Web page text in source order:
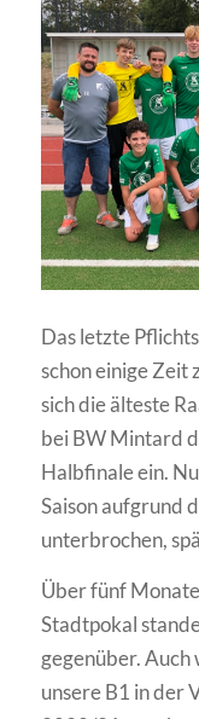
Das letzte
schon einige Zeit
sich die älteste
bei BW Mintard
Halbfinale ein.
Saison aufgrund
unterbrochen,
Über fünf
Stadtpokal
gegenüber. Auch
unsere B1 in der